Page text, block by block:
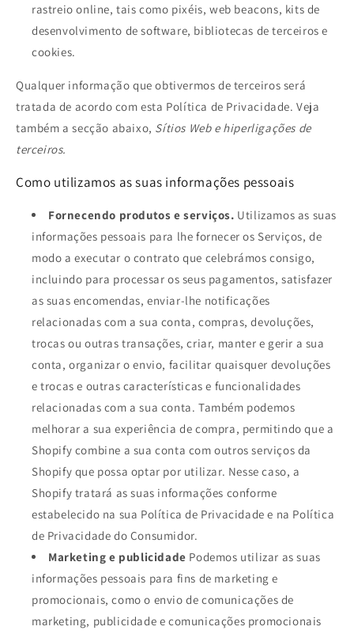
rastreio online, tais como pixéis, web beacons, kits de
desenvolvimento de software, bibliotecas de terceiros e
cookies.
Qualquer informação que obtivermos de terceiros será
tratada de acordo com esta Política de Privacidade. Veja
também a secção abaixo, Sítios Web e hiperligações de
terceiros.
Como utilizamos as suas informações pessoais
Fornecendo produtos e serviços. Utilizamos as suas
informações pessoais para lhe fornecer os Serviços, de
modo a executar o contrato que celebrámos consigo,
incluindo para processar os seus pagamentos, satisfazer
as suas encomendas, enviar-lhe notificações
relacionadas com a sua conta, compras, devoluções,
trocas ou outras transações, criar, manter e gerir a sua
conta, organizar o envio, facilitar quaisquer devoluções
e trocas e outras características e funcionalidades
relacionadas com a sua conta. Também podemos
melhorar a sua experiência de compra, permitindo que a
Shopify combine a sua conta com outros serviços da
Shopify que possa optar por utilizar. Nesse caso, a
Shopify tratará as suas informações conforme
estabelecido na sua Política de Privacidade e na Política
de Privacidade do Consumidor.
Marketing e publicidade Podemos utilizar as suas
informações pessoais para fins de marketing e
promocionais, como o envio de comunicações de
marketing, publicidade e comunicações promocionais